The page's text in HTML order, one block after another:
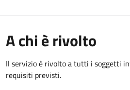
A chi è rivolto
Il servizio è rivolto a tutti i soggetti
requisiti previsti.